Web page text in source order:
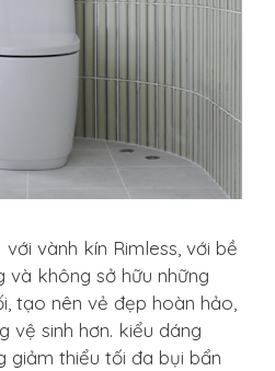
với vành kín Rimless, với bề
và không sở hữu những
tạo nên vẻ đẹp hoàn hảo,
vệ sinh hơn. kiểu dáng
giảm thiểu tối đa bụi bẩn